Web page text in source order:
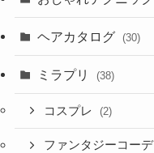
ヘアカタログ (30)
ミラプリ (38)
コスプレ (2)
ファンタジーコーデ